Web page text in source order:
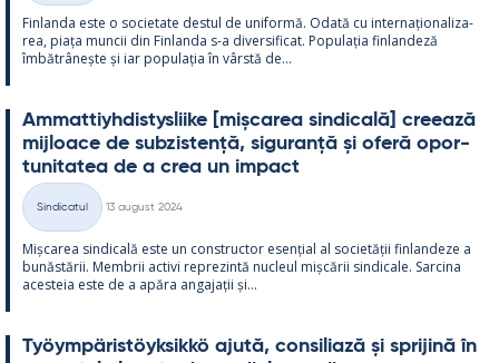
Fin­landa este o socie­tate des­tul de uni­formă. Odată cu in­ter­națio­na­liza­
rea, piața muncii din Fin­landa s-a di­ver­si­ficat. Po­pu­lația fin­lan­deză
îmbătrâ­nește și iar po­pu­lația în vârstă de...
Am­mat­tiyh­dis­tys­liike [mișca­rea sin­dicală] cree­ază
mij­loace de subzis­tență, si­gu­ranță și oferă opor­
tu­ni­ta­tea de a crea un im­pact
Categorii
Sindicatul
13 august 2024
Mișca­rea sin­dicală este un con­struc­tor esențial al societății fin­lan­deze a
bunăstă­rii. Mem­brii ac­tivi reprezintă nucleul mișcă­rii sin­dicale. Sarcina
aces­teia este de a apăra an­ga­jații și...
Työym­pä­ris­töyk­sikkö ajută, con­si­liază și spri­jină în